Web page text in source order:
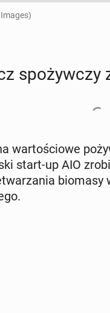
spo­żyw­czy
war­to­ścio­we
start-up AIO
biomasy